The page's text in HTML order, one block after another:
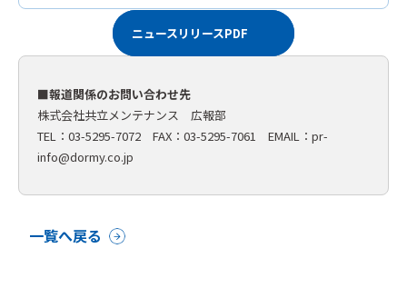
ニュースリリースPDF
■報道関係のお問い合わせ先
株式会社共立メンテナンス 広報部
TEL：03-5295-7072 FAX：03-5295-7061 EMAIL： pr-
info@dormy.co.jp
一覧へ戻る